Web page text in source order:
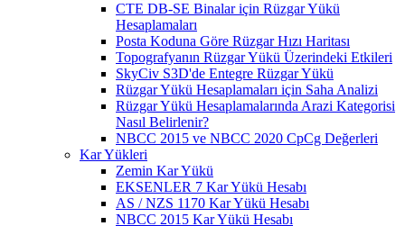
CTE DB-SE Binalar için Rüzgar Yükü
Hesaplamaları
Posta Koduna Göre Rüzgar Hızı Haritası
Topografyanın Rüzgar Yükü Üzerindeki Etkileri
SkyCiv S3D'de Entegre Rüzgar Yükü
Rüzgar Yükü Hesaplamaları için Saha Analizi
Rüzgar Yükü Hesaplamalarında Arazi Kategorisi
Nasıl Belirlenir?
NBCC 2015 ve NBCC 2020 CpCg Değerleri
Kar Yükleri
Zemin Kar Yükü
EKSENLER 7 Kar Yükü Hesabı
AS / NZS 1170 Kar Yükü Hesabı
NBCC 2015 Kar Yükü Hesabı